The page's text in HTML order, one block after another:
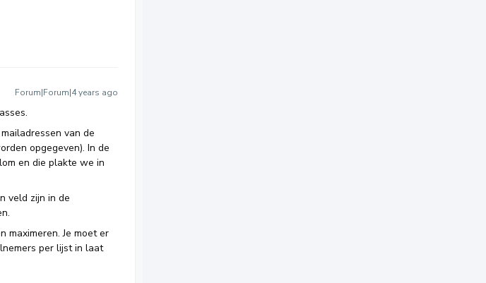
Forum|Forum|4 years ago
van de
opgegeven). In de
en die plakte we in
veld zijn in de
Je moet er
per lijst in laat